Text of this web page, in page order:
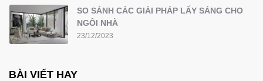
SO SÁNH CÁC GIẢI PHÁP LẤY SÁNG CHO
NGÔI NHÀ
23/12/2023
BÀI VIẾT HAY